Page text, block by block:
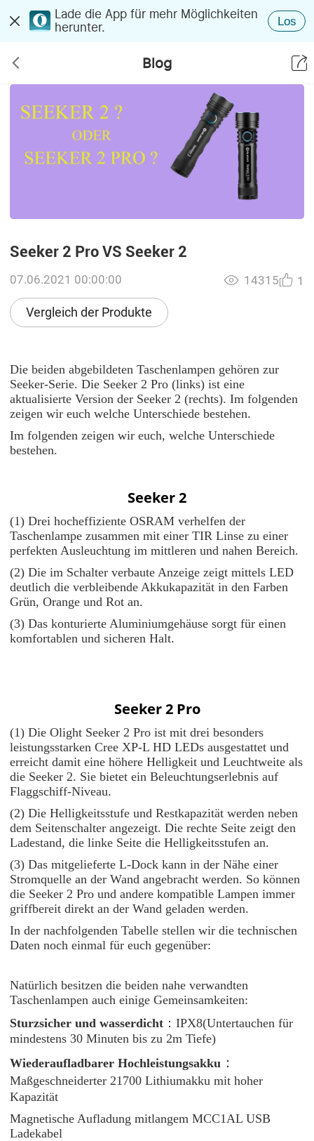
Lade die App für mehr Möglichkeiten
herunter.
Los
Blog
Seeker 2 Pro VS Seeker 2
07.06.2021 00:00:00
Vergleich der Produkte
14315 1
Die beiden abgebildeten Taschenlampen gehören zur
Seeker-Serie. Die Seeker 2 Pro (links) ist eine
aktualisierte Version der Seeker 2 (rechts). Im folgenden
zeigen wir euch welche Unterschiede bestehen.
Im folgenden zeigen wir euch, welche Unterschiede
bestehen.
Seeker 2
(1) Drei hocheffiziente OSRAM verhelfen der
Taschenlampe zusammen mit einer TIR Linse zu einer
perfekten Ausleuchtung im mittleren und nahen Bereich.
(2) Die im Schalter verbaute Anzeige zeigt mittels LED
deutlich die verbleibende Akkukapazität in den Farben
Grün, Orange und Rot an.
(3) Das konturierte Aluminiumgehäuse sorgt für einen
komfortablen und sicheren Halt.
Seeker 2 Pro
(1) Die Olight Seeker 2 Pro ist mit drei besonders
leistungsstarken Cree XP-L HD LEDs ausgestattet und
erreicht damit eine höhere Helligkeit und Leuchtweite als
die Seeker 2. Sie bietet ein Beleuchtungserlebnis auf
Flaggschiff-Niveau.
(2) Die Helligkeitsstufe und Restkapazität werden neben
dem Seitenschalter angezeigt. Die rechte Seite zeigt den
Ladestand, die linke Seite die Helligkeitsstufen an.
(3) Das mitgelieferte L-Dock kann in der Nähe einer
Stromquelle an der Wand angebracht werden. So können
die Seeker 2 Pro und andere kompatible Lampen immer
griffbereit direkt an der Wand geladen werden.
In der nachfolgenden Tabelle stellen wir die technischen
Daten noch einmal für euch gegenüber:
Natürlich besitzen die beiden nahe verwandten
Taschenlampen auch einige Gemeinsamkeiten:
Sturzsicher und wasserdicht ：IPX8(Untertauchen für
mindestens 30 Minuten bis zu 2m Tiefe)
Wiederaufladbarer Hochleistungsakku ：
Maßgeschneiderter 21700 Lithiumakku mit hoher
Kapazität
Magnetische Aufladung mitlangem MCC1AL USB
Ladekabel